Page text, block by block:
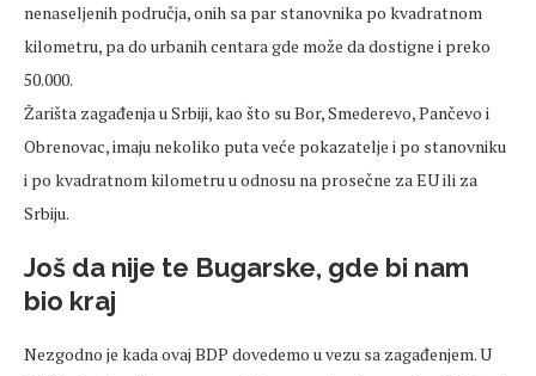
nenaseljenih područja, onih sa par stanovnika po kvadratnom
kilometru, pa do urbanih centara gde može da dostigne i preko
50.000.
Žarišta zagađenja u Srbiji, kao što su Bor, Smederevo, Pančevo i
Obrenovac, imaju nekoliko puta veće pokazatelje i po stanovniku
i po kvadratnom kilometru u odnosu na prosečne za EU ili za
Srbiju.
Još da nije te Bugarske, gde bi nam
bio kraj
Nezgodno je kada ovaj BDP dovedemo u vezu sa zagađenjem. U